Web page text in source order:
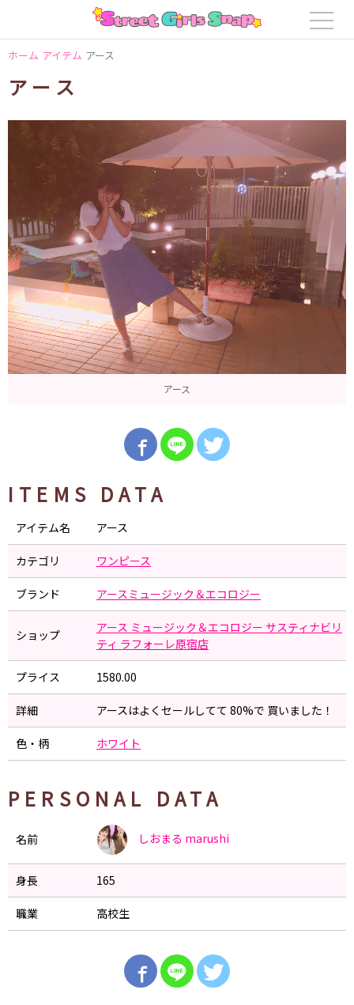
ホーム アイテム アース
アース
アース
ITEMS DATA
アイテム名 アース
カテゴリ ワンピース
ブランド アースミュージック＆エコロジー
ショップ
アース ミュージック＆エコロジー サスティナビリ
ティ ラフォーレ原宿店
プライス 1580.00
詳細 アースはよくセールしてて 80%で 買いました！
色・柄 ホワイト
PERSONAL DATA
名前 しおまる marushi
身長 165
職業 高校生